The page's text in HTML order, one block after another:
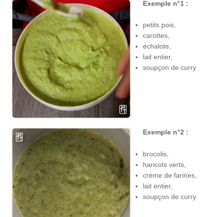
Exemple n°1 :
petits pois,
carottes,
échalote,
lait entier,
soupçon de curry
Exemple n°2 :
brocolis,
haricots verts,
crème de farines,
lait entier,
soupçon de curry